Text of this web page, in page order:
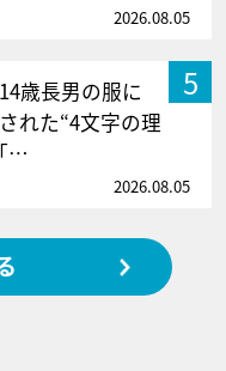
2026.08.05
5
歳長男の服に
れた“4文字の理
…
2026.08.05